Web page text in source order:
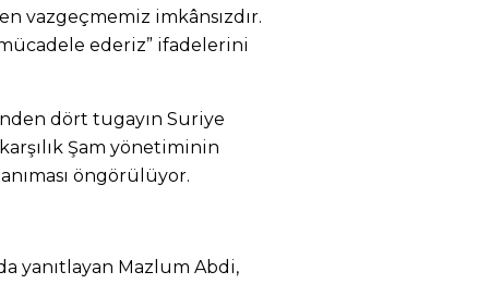
vazgeçmemiz imkânsızdır.
ederiz” ifadelerini
dört tugayın Suriye
Şam yönetiminin
öngörülüyor.
yanıtlayan Mazlum Abdi,